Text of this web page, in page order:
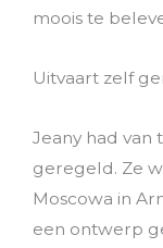
moois te
Uitvaart zelf
Jeany had van
geregeld. Ze
Moscowa in
een ontwerp